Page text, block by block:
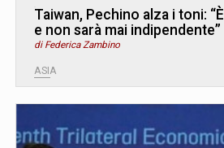
Taiwan, Pechino alza i toni:
e non sarà mai indipendente”
di Federica Zambino
ASIA